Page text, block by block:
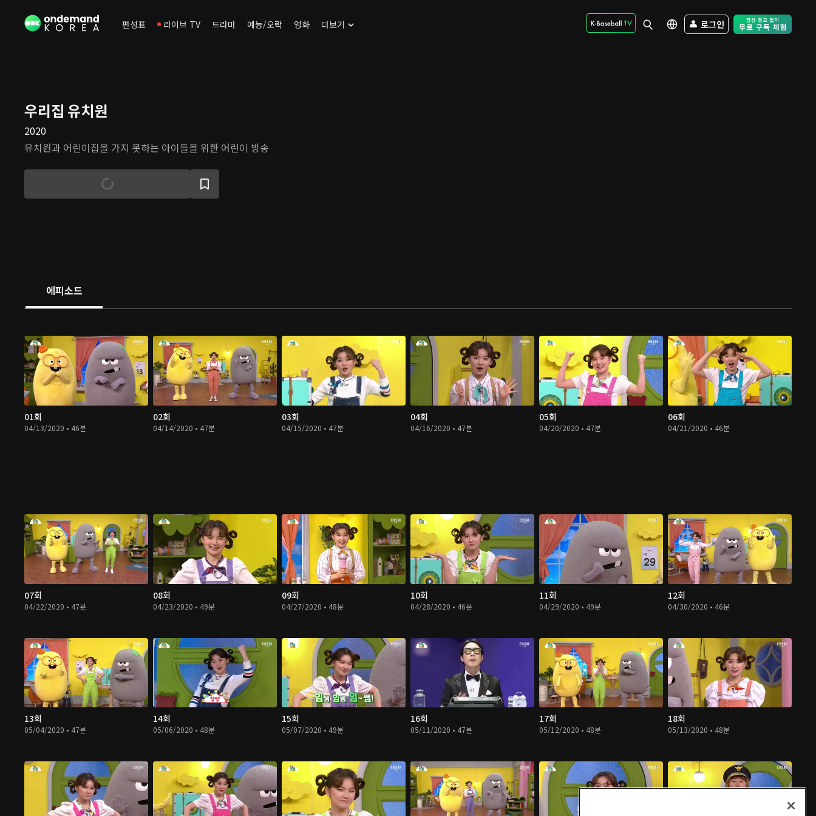
편성표 라이브 TV 드라마 예능/오락 영화 더보기 로그인 Free Trial -
우리집 유치원
2020
유치원과 어린이집을 가지 못하는 아이들을 위한 어린이 방송
에피소드
01회
04/13/2020 • 46분
02회
04/14/2020 • 47분
03회
04/15/2020 • 47분
04회
04/16/2020 • 47분
05회
04/20/2020 • 47분
06회
04/21/2020 • 46분
07회
04/22/2020 • 47분
08회
04/23/2020 • 49분
09회
04/27/2020 • 48분
10회
04/28/2020 • 46분
11회
04/29/2020 • 49분
12회
04/30/2020 • 46분
13회
05/04/2020 • 47분
14회
05/06/2020 • 48분
15회
05/07/2020 • 49분
16회
05/11/2020 • 47분
17회
05/12/2020 • 48분
18회
05/13/2020 • 48분